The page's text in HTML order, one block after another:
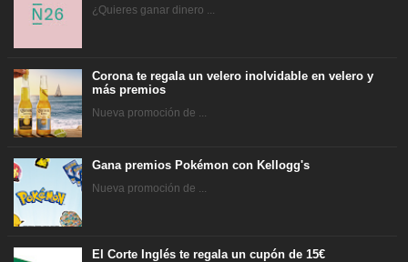
¿Quieres ganar dinero ...
Corona te regala un velero inolvidable en velero y
más premios
Nueva promoción de ...
Gana premios Pokémon con Kellogg's
Nueva promoción de ...
El Corte Inglés te regala un cupón de 15€